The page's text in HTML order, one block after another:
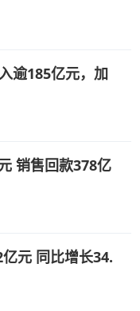
逾185亿元，加
销售回款378亿
元 同比增长34.